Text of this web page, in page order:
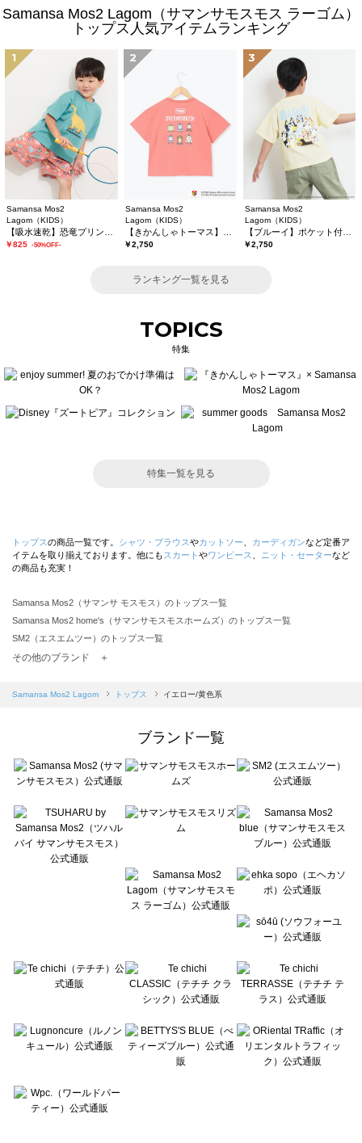
Samansa Mos2 Lagom（サマンサモスモス ラーゴム）
トップス人気アイテムランキング
1
Samansa Mos2
Lagom（KIDS）
￥825 -50%OFF-
2
Samansa Mos2
Lagom（KIDS）
￥2,750
3
Samansa Mos2
Lagom（KIDS）
【ブルーイ】ポケット付きプリントTシャツ
￥2,750
ランキング一覧を見る
TOPICS
特集
特集一覧を見る
トップスの商品一覧です。 シャツ・ブラウスやカットソー カーディガンなど定番ア
イテムを取り揃えております。他にも スカート やワンピース ニット・セーターなど
の商品も充実！
Samansa Mos2（サマンサ モスモス）のトップス一覧
Samansa Mos2 home's（サマンサモスモスホームズ）のトップス一覧
SM2（エスエムツー）のトップス一覧
TSUHARU by Samansa Mos2（ツハルバイサマンサモスモス）のトップス一覧
Samansa Mos2 blue（サマンサモスモス ブルー）のトップス一覧
sō4ū（ソウフォーユー）のトップス一覧
Te chichi（テチチ）のトップス一覧
Te chichi CLASSIC（テチチ クラシック）のトップス一覧
Lugnoncure（ルノンキュール）のトップス一覧
BETTY'S BLUE（べティーズブルー）のトップス一覧
Wpc.（ワールドパーティー）のトップス一覧
その他のブランド ＋
Samansa Mos2 Lagom トップス イエロー/黄色系
ブランド一覧